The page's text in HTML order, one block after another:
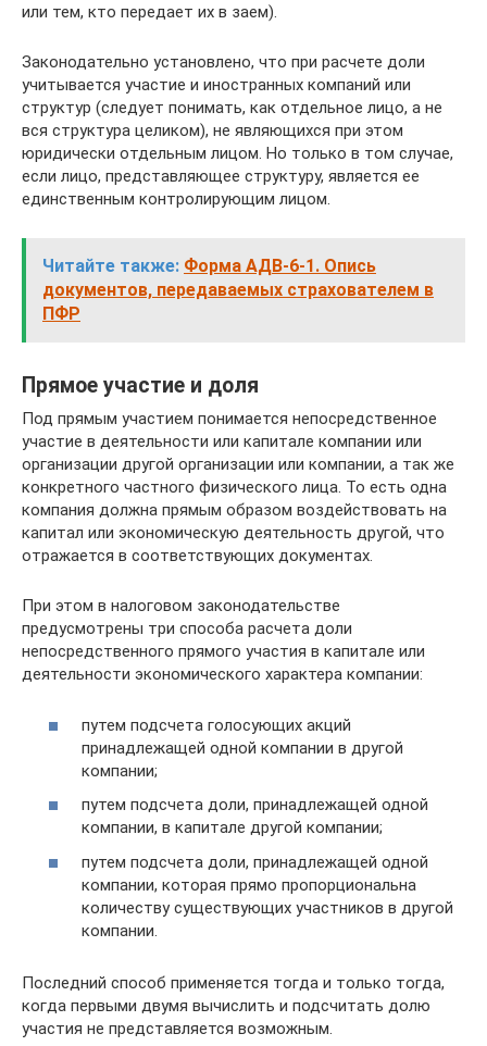
или тем, кто передает их в заем).
Законодательно установлено, что при расчете доли
учитывается участие и иностранных компаний или
структур (следует понимать, как отдельное лицо, а не
вся структура целиком), не являющихся при этом
юридически отдельным лицом. Но только в том случае,
если лицо, представляющее структуру, является ее
единственным контролирующим лицом.
Читайте также: Форма АДВ-6-1. Опись
документов, передаваемых страхователем в
ПФР
Прямое участие и доля
Под прямым участием понимается непосредственное
участие в деятельности или капитале компании или
организации другой организации или компании, а так же
конкретного частного физического лица. То есть одна
компания должна прямым образом воздействовать на
капитал или экономическую деятельность другой, что
отражается в соответствующих документах.
При этом в налоговом законодательстве
предусмотрены три способа расчета доли
непосредственного прямого участия в капитале или
деятельности экономического характера компании:
путем подсчета голосующих акций
принадлежащей одной компании в другой
компании;
путем подсчета доли, принадлежащей одной
компании, в капитале другой компании;
путем подсчета доли, принадлежащей одной
компании, которая прямо пропорциональна
количеству существующих участников в другой
компании.
Последний способ применяется тогда и только тогда,
когда первыми двумя вычислить и подсчитать долю
участия не представляется возможным.